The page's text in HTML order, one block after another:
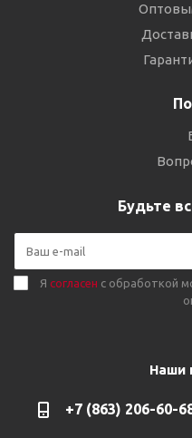
Будьте
Я согласен с обработкой
Наши
+7 (863) 206-60-